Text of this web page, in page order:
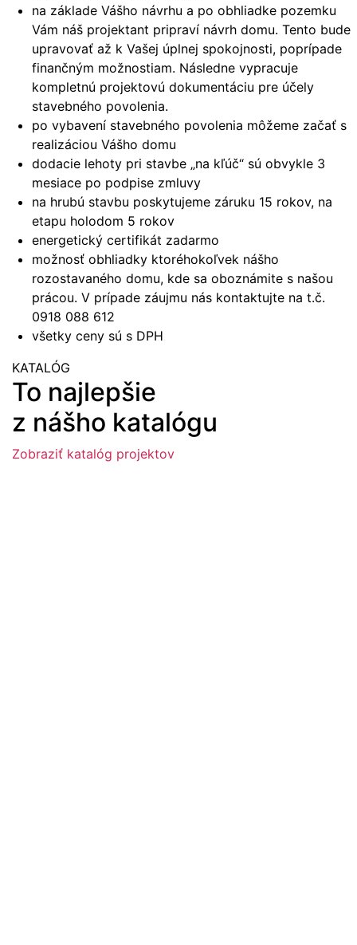
na základe Vášho návrhu a po obhliadke pozemku
Vám náš projektant pripraví návrh domu. Tento bude
upravovať až k Vašej úplnej spokojnosti, poprípade
finančným možnostiam. Následne vypracuje
kompletnú projektovú dokumentáciu pre účely
stavebného povolenia.
po vybavení stavebného povolenia môžeme začať s
realizáciou Vášho domu
dodacie lehoty pri stavbe „na kľúč“ sú obvykle 3
mesiace po podpise zmluvy
na hrubú stavbu poskytujeme záruku 15 rokov, na
etapu holodom 5 rokov
energetický certifikát zadarmo
možnosť obhliadky ktoréhokoľvek nášho
rozostavaného domu, kde sa oboznámite s našou
prácou. V prípade záujmu nás kontaktujte na t.č.
0918 088 612
všetky ceny sú s DPH
KATALÓG
To najlepšie
z nášho katalógu
Zobraziť katalóg projektov